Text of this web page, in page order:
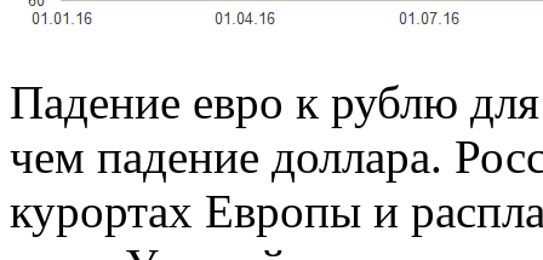
Падение евро к рублю
чем падение доллара.
курортах Европы и